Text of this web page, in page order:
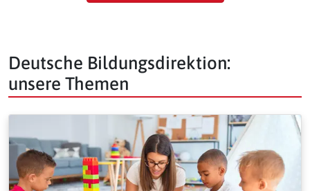
Deutsche Bildungsdirektion:
unsere Themen